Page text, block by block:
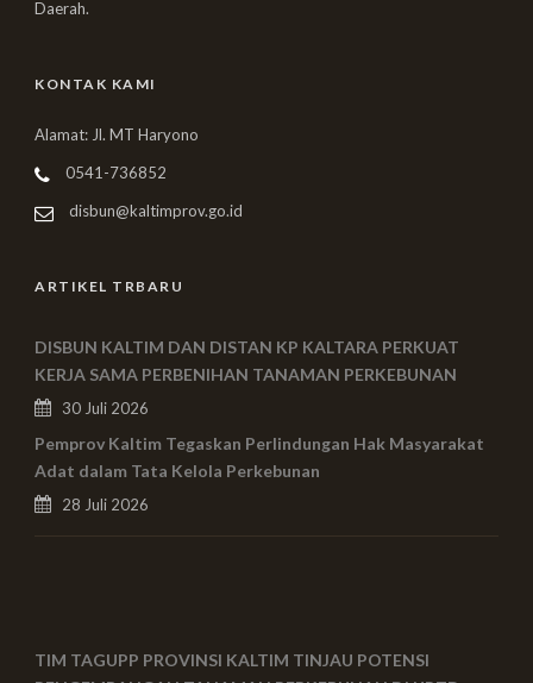
Daerah.
KONTAK KAMI
Alamat: Jl. MT Haryono
0541-736852
disbun@kaltimprov.go.id
ARTIKEL TRBARU
DISBUN KALTIM DAN DISTAN KP KALTARA PERKUAT
KERJA SAMA PERBENIHAN TANAMAN PERKEBUNAN
30 Juli 2026
Pemprov Kaltim Tegaskan Perlindungan Hak Masyarakat
Adat dalam Tata Kelola Perkebunan
28 Juli 2026
TIM TAGUPP PROVINSI KALTIM TINJAU POTENSI